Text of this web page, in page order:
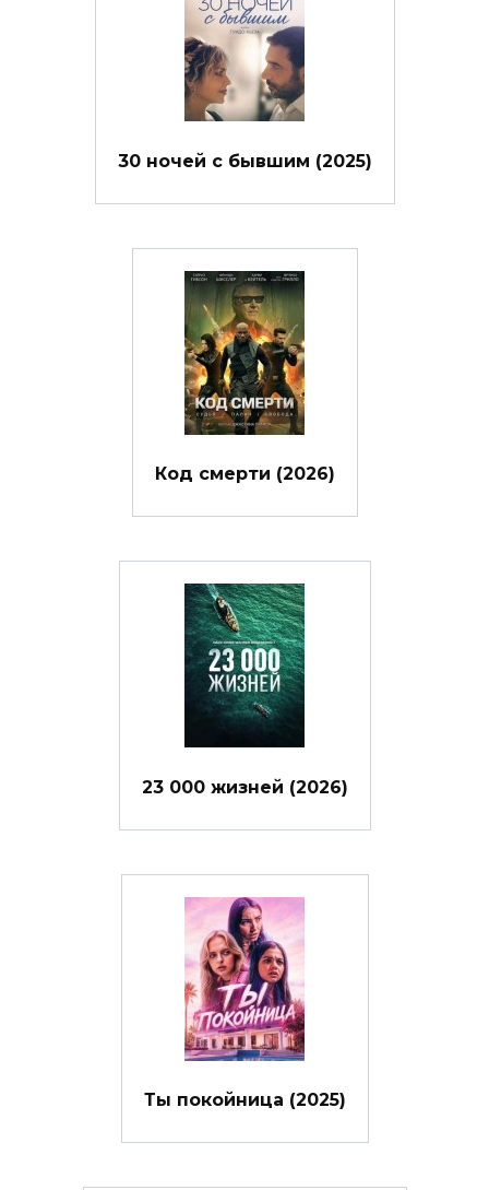
30 ночей с бывшим (2025)
Код смерти (2026)
23 000 жизней (2026)
Ты покойница (2025)